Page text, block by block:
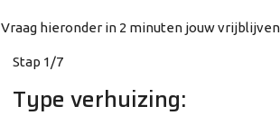
Vraag hieronder in 2 minuten jouw
Stap 1/7
Type verhuizing: